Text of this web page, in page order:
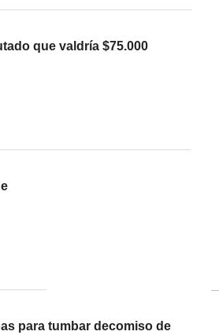
que valdría $75.000
para tumbar decomiso de